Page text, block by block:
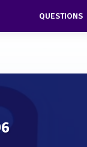
QUESTIONS